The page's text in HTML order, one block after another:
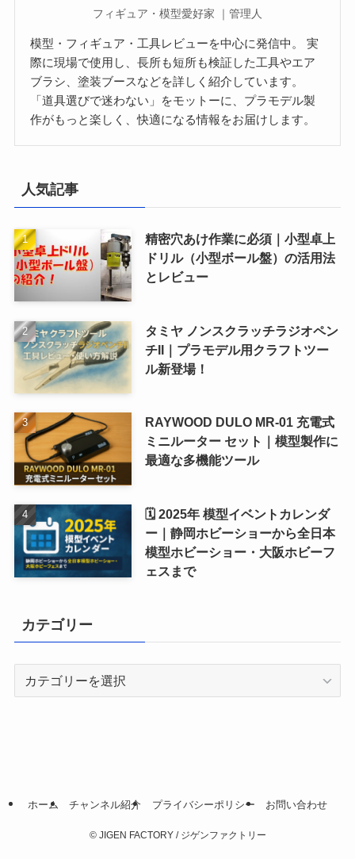
フィギュア・模型愛好家 ｜管理人
模型・フィギュア・工具レビューを中心に発信中。 実
際に現場で使用し、長所も短所も検証した工具やエア
ブラシ、塗装ブースなどを詳しく紹介しています。
「道具選びで迷わない」をモットーに、プラモデル製
作がもっと楽しく、快適になる情報をお届けします。
人気記事
精密穴あけ作業に必須｜小型卓上
ドリル（小型ボール盤）の活用法
とレビュー
タミヤ ノンスクラッチラジオペン
チII｜プラモデル用クラフトツー
ル新登場！
RAYWOOD DULO MR-01 充電式
ミニルーター セット｜模型製作に
最適な多機能ツール
🗓 2025年 模型イベントカレンダ
ー｜静岡ホビーショーから全日本
模型ホビーショー・大阪ホビーフ
ェスまで
カテゴリー
ホーム チャンネル紹介 プライバシーポリシー お問い合わせ
©JIGEN FACTORY / ジゲンファクトリー